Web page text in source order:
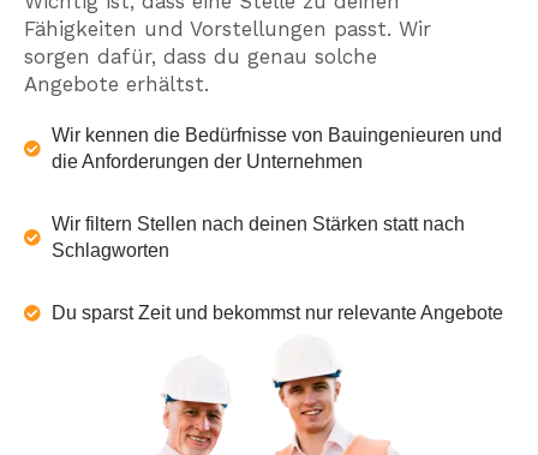
Fähigkeiten und Vorstellungen passt. Wir
sorgen dafür, dass du genau solche
Angebote erhältst.
Wir kennen die Bedürfnisse von Bauingenieuren und
die Anforderungen der Unternehmen
Wir filtern Stellen nach deinen Stärken statt nach
Schlagworten
Du sparst Zeit und bekommst nur relevante Angebote